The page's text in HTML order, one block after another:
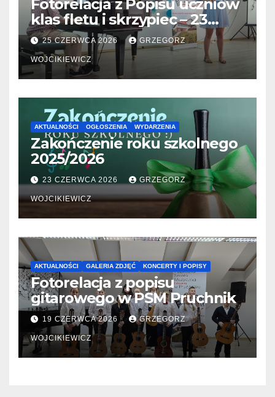
Fotorelacja z Popisu uczniów
klas fletu i skrzypiec – 23
06.2026
25 CZERWCA 2026 GRZEGORZ
WOJCIKIEWICZ
AKTUALNOŚCI OGŁOSZENIA WYDARZENIA
Zakończenie roku szkolnego
2025/2026
23 CZERWCA 2026 GRZEGORZ
WOJCIKIEWICZ
AKTUALNOŚCI GALERIA ZDJĘĆ KONCERTY I POPISY
Fotorelacja z popisu
gitarowego w PSM Pruchnik
19 CZERWCA 2026 GRZEGORZ
WOJCIKIEWICZ